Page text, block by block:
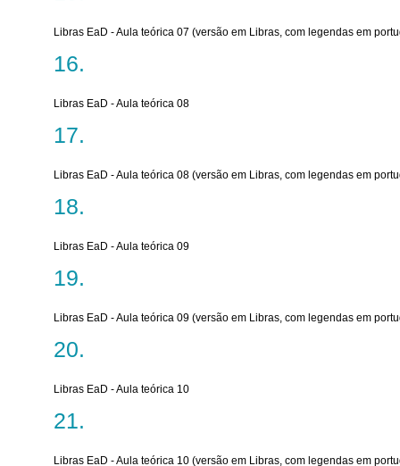
Libras EaD - Aula teórica 07 (versão em Libras, com legendas em
Libras EaD - Aula teórica 08
Libras EaD - Aula teórica 08 (versão em Libras, com legendas em
Libras EaD - Aula teórica 09
Libras EaD - Aula teórica 09 (versão em Libras, com legendas em
Libras EaD - Aula teórica 10
Libras EaD - Aula teórica 10 (versão em Libras, com legendas em